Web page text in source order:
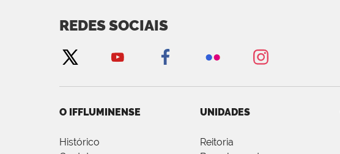
REDES SOCIAIS
O IFFLUMINENSE
Histórico
UNIDADES
Reitoria